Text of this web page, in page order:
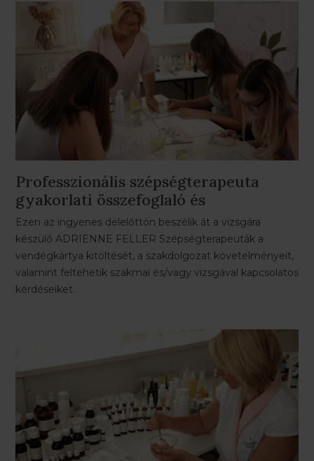
Professzionális szépségterapeuta
gyakorlati összefoglaló és
vizsgafelkészítő
Ezen az ingyenes délelőttön beszélik át a vizsgára
készülő ADRIENNE FELLER Szépségterapeuták a
vendégkártya kitöltését, a szakdolgozat követelményeit,
valamint feltehetik szakmai és/vagy vizsgával kapcsolatos
kérdéseiket.